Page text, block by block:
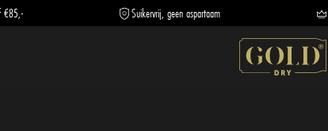
€85,- Suikervrij, geen aspartaam